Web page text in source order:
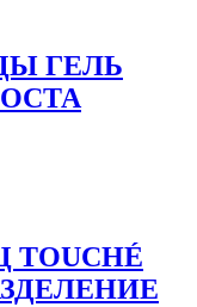
ГЕЛЬ